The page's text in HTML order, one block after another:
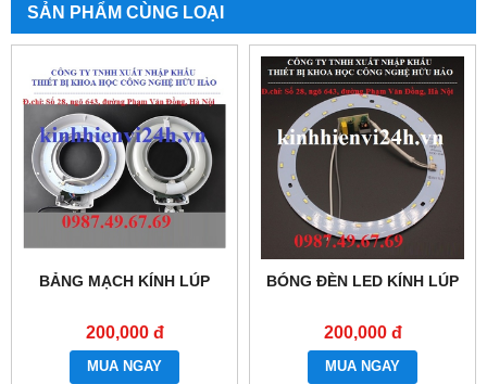
SẢN PHẨM CÙNG LOẠI
BẢNG MẠCH KÍNH LÚP
200,000 đ
MUA NGAY
BÓNG ĐÈN LED KÍNH LÚP
200,000 đ
MUA NGAY